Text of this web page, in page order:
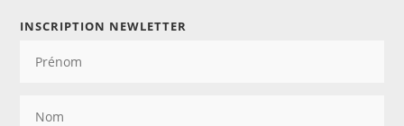
INSCRIPTION NEWLETTER